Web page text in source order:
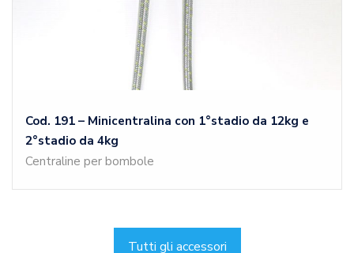
Cod. 191 – Minicentralina con 1°stadio da 12kg e
2°stadio da 4kg
Centraline per bombole
Tutti gli accessori